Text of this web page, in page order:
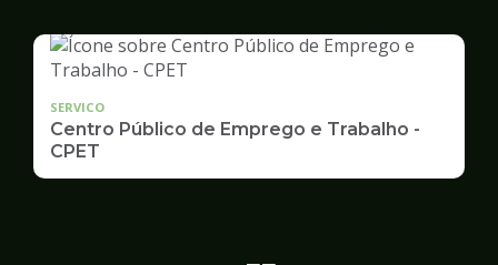
SERVICO
Centro Público de Emprego e Trabalho -
CPET